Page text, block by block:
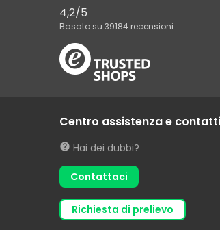
4,2/5
Basato su 39184 recensioni
Centro assistenza e contatti
Hai dei dubbi?
Contattaci
richiesta di prelievo